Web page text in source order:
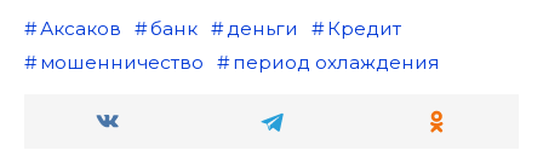
Аксаков банк деньги
Кредит
мошенничество
период охлаждения